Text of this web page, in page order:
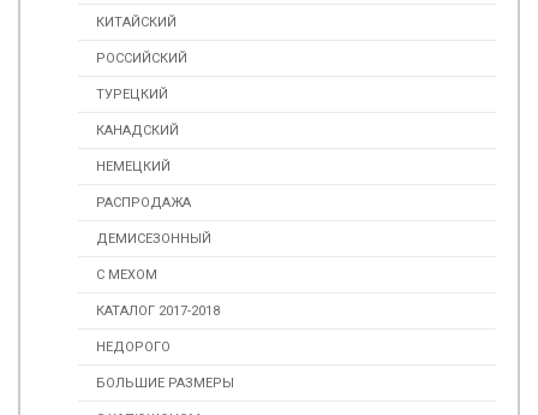
КИТАЙСКИЙ
РОССИЙСКИЙ
ТУРЕЦКИЙ
КАНАДСКИЙ
НЕМЕЦКИЙ
РАСПРОДАЖА
ДЕМИСЕЗОННЫЙ
С МЕХОМ
КАТАЛОГ 2017-2018
НЕДОРОГО
БОЛЬШИЕ РАЗМЕРЫ